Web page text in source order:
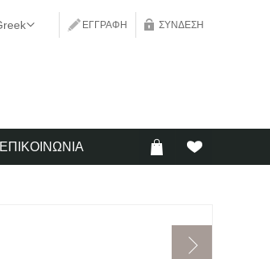
ΕΓΓΡΑΦΉ ΣΎΝΔΕΣΗ
ΕΠΙΚΟΙΝΩΝΊΑ